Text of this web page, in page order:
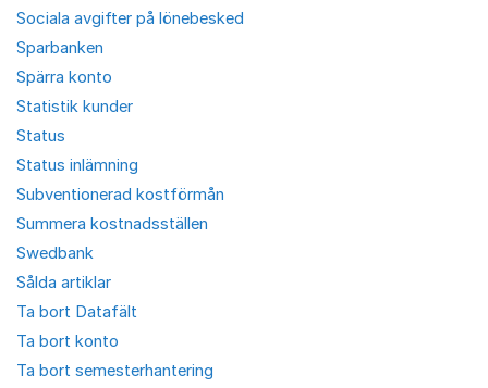
Sociala avgifter på lönebesked
Sparbanken
Spärra konto
Statistik kunder
Status
Status inlämning
Subventionerad kostförmån
Summera kostnadsställen
Swedbank
Sålda artiklar
Ta bort Datafält
Ta bort konto
Ta bort semesterhantering